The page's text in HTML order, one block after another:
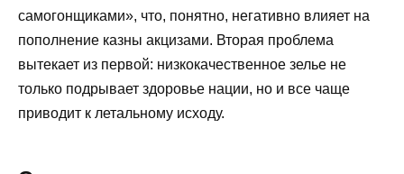
самогонщиками», что, понятно, негативно влияет на
пополнение казны акцизами. Вторая проблема
вытекает из первой: низкокачественное зелье не
только подрывает здоровье нации, но и все чаще
приводит к летальному исходу.